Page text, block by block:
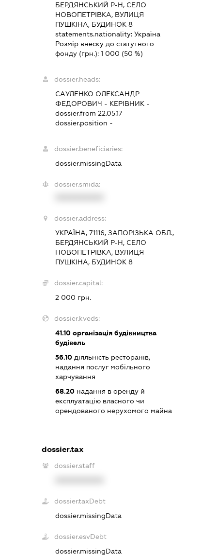
БЕРДЯНСЬКИЙ Р-Н, СЕЛО
НОВОПЕТРІВКА, ВУЛИЦЯ
ПУШКІНА, БУДИНОК 8
statements.nationality: Україна
Розмір внеску до статутного
фонду (грн.): 1 000 (50 %)
dossier.heads:
САУЛЕНКО ОЛЕКСАНДР
ФЕДОРОВИЧ - КЕРІВНИК -
dossier.from 22.05.17
dossier.position -
dossier.beneficiaries:
dossier.missingData
dossier.smida:
dossier.address:
УКРАЇНА, 71116, ЗАПОРІЗЬКА ОБЛ.,
БЕРДЯНСЬКИЙ Р-Н, СЕЛО
НОВОПЕТРІВКА, ВУЛИЦЯ
ПУШКІНА, БУДИНОК 8
dossier.capital:
2 000 грн.
dossier.kveds:
41.10організація будівництва
будівель
56.10діяльність ресторанів,
надання послуг мобільного
харчування
68.20надання в оренду й
експлуатацію власного чи
орендованого нерухомого майна
dossier.tax
dossier.staff
dossier.taxDebt
dossier.missingData
dossier.esvDebt
dossier.missingData